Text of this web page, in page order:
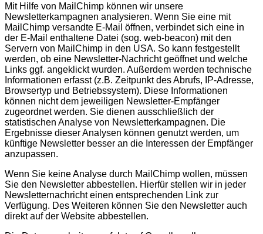
Mit Hilfe von MailChimp können wir unsere
Newsletterkampagnen analysieren. Wenn Sie eine mit
MailChimp versandte E-Mail öffnen, verbindet sich eine in
der E-Mail enthaltene Datei (sog. web-beacon) mit den
Servern von MailChimp in den USA. So kann festgestellt
werden, ob eine Newsletter-Nachricht geöffnet und welche
Links ggf. angeklickt wurden. Außerdem werden technische
Informationen erfasst (z.B. Zeitpunkt des Abrufs, IP-Adresse,
Browsertyp und Betriebssystem). Diese Informationen
können nicht dem jeweiligen Newsletter-Empfänger
zugeordnet werden. Sie dienen ausschließlich der
statistischen Analyse von Newsletterkampagnen. Die
Ergebnisse dieser Analysen können genutzt werden, um
künftige Newsletter besser an die Interessen der Empfänger
anzupassen.
Wenn Sie keine Analyse durch MailChimp wollen, müssen
Sie den Newsletter abbestellen. Hierfür stellen wir in jeder
Newsletternachricht einen entsprechenden Link zur
Verfügung. Des Weiteren können Sie den Newsletter auch
direkt auf der Website abbestellen.